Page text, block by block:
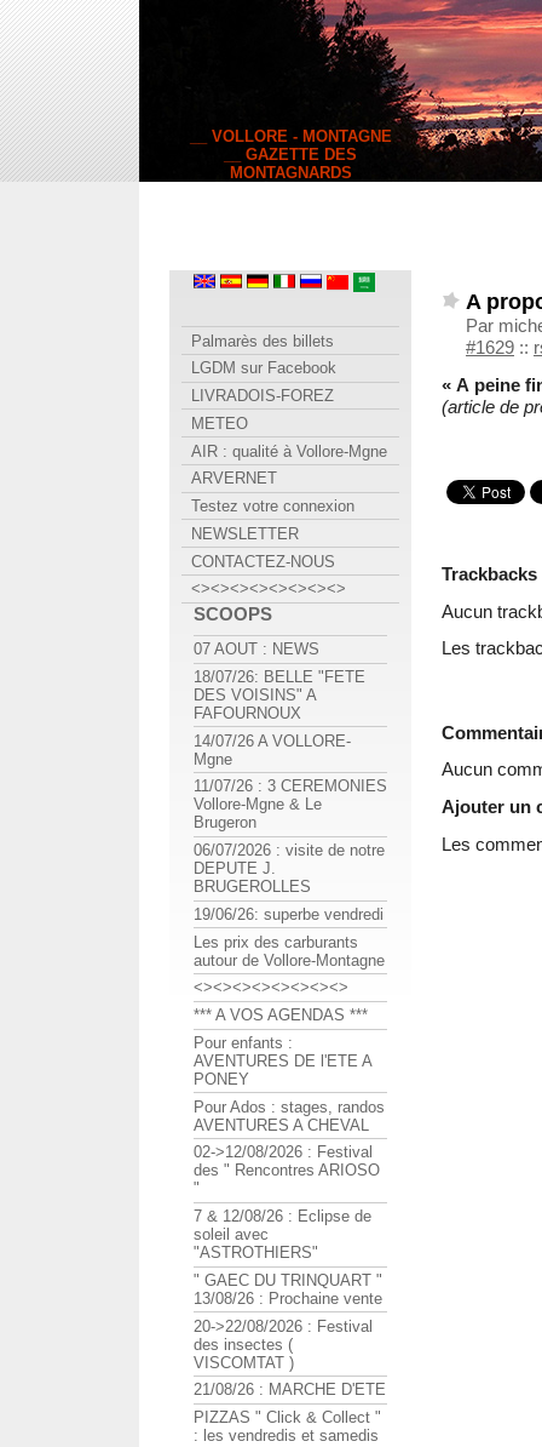
__ VOLLORE - MONTAGNE
__ GAZETTE DES
MONTAGNARDS
A
Par
#1629 ::
« A peine
(article de
Trackbacks
Aucun
Les
Aucun
Ajouter un
Les
Palmarès des billets
LGDM sur Facebook
LIVRADOIS-FOREZ
METEO
AIR : qualité à Vollore-Mgne
ARVERNET
Testez votre connexion
NEWSLETTER
CONTACTEZ-NOUS
<><><><><><><><>
SCOOPS
07 AOUT : NEWS
18/07/26: BELLE "FETE
DES VOISINS" A
FAFOURNOUX
14/07/26 A VOLLORE-
Mgne
11/07/26 : 3 CEREMONIES
Vollore-Mgne & Le
Brugeron
06/07/2026 : visite de notre
DEPUTE J.
BRUGEROLLES
19/06/26: superbe vendredi
Les prix des carburants
autour de Vollore-Montagne
<><><><><><><><>
*** A VOS AGENDAS ***
Pour enfants :
AVENTURES DE l'ETE A
PONEY
Pour Ados : stages, randos
AVENTURES A CHEVAL
02->12/08/2026 : Festival
des " Rencontres ARIOSO
"
7 & 12/08/26 : Eclipse de
soleil avec
"ASTROTHIERS"
" GAEC DU TRINQUART "
13/08/26 : Prochaine vente
20->22/08/2026 : Festival
des insectes (
VISCOMTAT )
21/08/26 : MARCHE D'ETE
PIZZAS " Click & Collect "
: les vendredis et samedis